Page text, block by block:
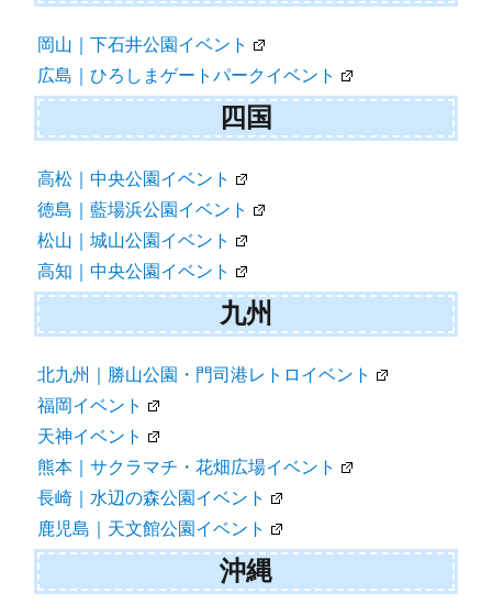
岡山｜下石井公園イベント
広島｜ひろしまゲートパークイベント
四国
高松｜中央公園イベント
徳島｜藍場浜公園イベント
松山｜城山公園イベント
高知｜中央公園イベント
九州
北九州｜勝山公園・門司港レトロイベント
福岡イベント
天神イベント
熊本｜サクラマチ・花畑広場イベント
長崎｜水辺の森公園イベント
鹿児島｜天文館公園イベント
沖縄